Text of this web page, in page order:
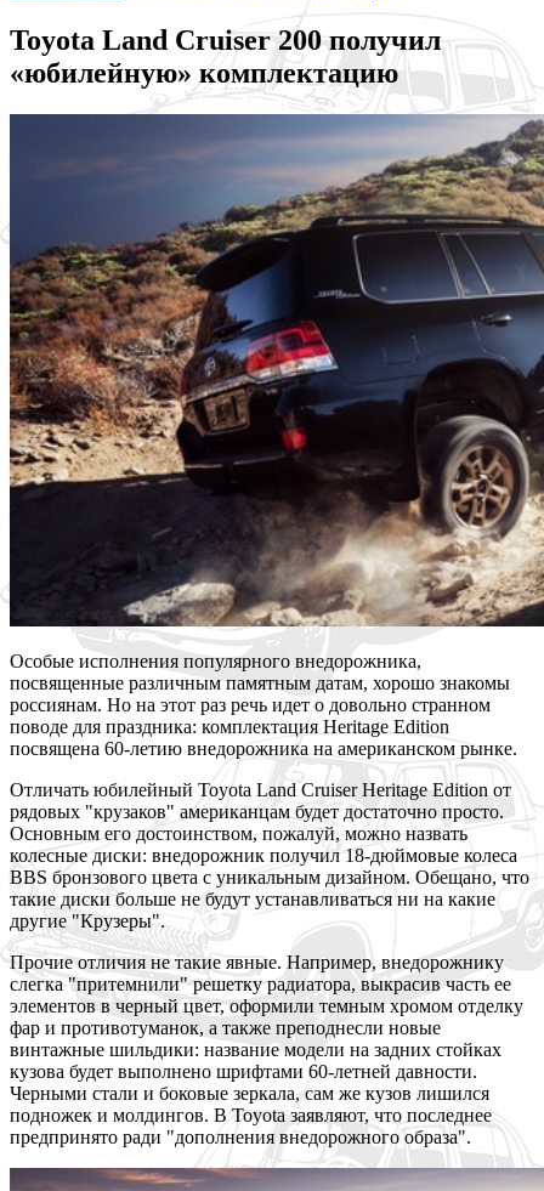
Toyota Land Cruiser 200 получил
«юбилейную» комплектацию
Особые исполнения популярного внедорожника,
посвященные различным памятным датам, хорошо знакомы
россиянам. Но на этот раз речь идет о довольно странном
поводе для праздника: комплектация Heritage Edition
посвящена 60-летию внедорожника на американском рынке.
Отличать юбилейный Toyota Land Cruiser Heritage Edition от
рядовых "крузаков" американцам будет достаточно просто.
Основным его достоинством, пожалуй, можно назвать
колесные диски: внедорожник получил 18-дюймовые колеса
BBS бронзового цвета с уникальным дизайном. Обещано, что
такие диски больше не будут устанавливаться ни на какие
другие "Крузеры".
Прочие отличия не такие явные. Например, внедорожнику
слегка "притемнили" решетку радиатора, выкрасив часть ее
элементов в черный цвет, оформили темным хромом отделку
фар и противотуманок, а также преподнесли новые
винтажные шильдики: название модели на задних стойках
кузова будет выполнено шрифтами 60-летней давности.
Черными стали и боковые зеркала, сам же кузов лишился
подножек и молдингов. В Toyota заявляют, что последнее
предпринято ради "дополнения внедорожного образа".